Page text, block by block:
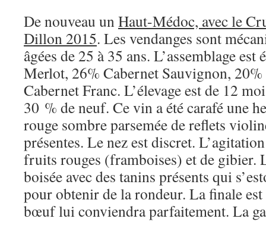
De nouveau un Haut-Médoc, avec le
Dillon 2015. Les vendanges sont
âgées de 25 à 35 ans. L’assemblage
Merlot, 26% Cabernet Sauvignon,
Cabernet Franc. L’élevage est de 12
30 % de neuf. Ce vin a été carafé une
rouge sombre parsemée de reflets
présentes. Le nez est discret.
fruits rouges (framboises) et de gibier.
boisée avec des tanins présents qui
pour obtenir de la rondeur. La finale
bœuf lui conviendra parfaitement. La